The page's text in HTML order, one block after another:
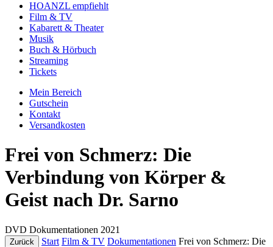
HOANZL empfiehlt
Film & TV
Kabarett & Theater
Musik
Buch & Hörbuch
Streaming
Tickets
Mein Bereich
Gutschein
Kontakt
Versandkosten
Frei von Schmerz: Die
Verbindung von Körper &
Geist nach Dr. Sarno
DVD Dokumentationen 2021
Zurück Start Film & TV Dokumentationen Frei von Schmerz: Die